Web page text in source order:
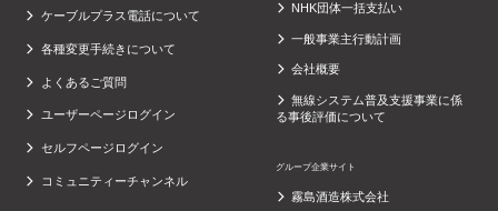
ケーブルプラス電話について
各種変更手続きについて
よくあるご質問
ユーザーページログイン
セルフページログイン
コミュニティーチャンネル
NHK団体一括支払い
一般事業主行動計画
会社概要
無線システム普及支援事業に係
る事後評価について
グループ企業サイト
霧島酒造株式会社